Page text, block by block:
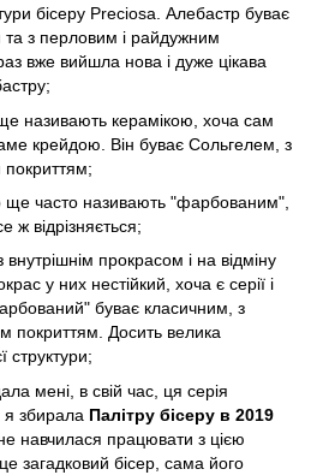
бісеру Preciosa. Алебастр буває
з перловим і райдужним
вже вийшла нова і дуже цікава
ще називають керамікою, хоча сам
крейдою. Він буває Сольгелем, з
ще часто називають "фарбованим",
ж відрізняється;
внутрішнім прокрасом і на відміну
у них нестійкий, хоча є серії і
буває класичним, з
покриттям. Досить велика
структури;
мені, в свій час, ця серія
я збирала Палітру бісеру в 2019
навчилася працювати з цією
загадковий бісер, сама його